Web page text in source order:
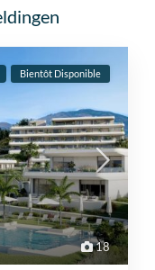
18
Bientôt Disponible